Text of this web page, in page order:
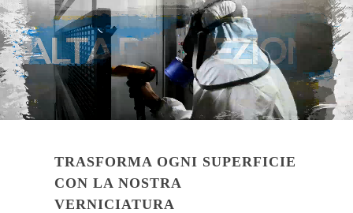
TRASFORMA OGNI SUPERFICIE
CON LA NOSTRA
VERNICIATURA